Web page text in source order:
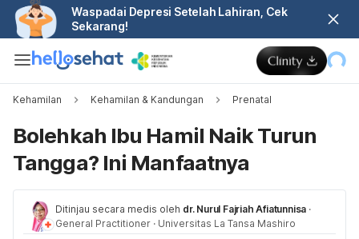
Waspadai Depresi Setelah Lahiran, Cek
Sekarang!
Kehamilan Kehamilan & Kandungan Prenatal
Bolehkah Ibu Hamil Naik Turun
Tangga? Ini Manfaatnya
Ditinjau secara medis oleh dr. Nurul Fajriah Afiatunnisa ·
General Practitioner · Universitas La Tansa Mashiro